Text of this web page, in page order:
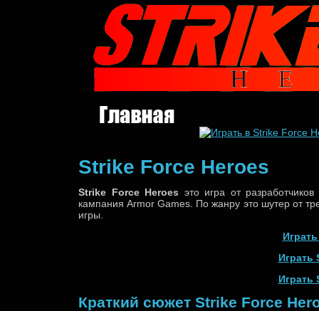
Strike Force Heroes
Strike Force Heroes это игра от разработчиков
кампания Armor Games. По жанру это шутер от
игры.
Играть
Играть
Краткий сюжет Strike Force